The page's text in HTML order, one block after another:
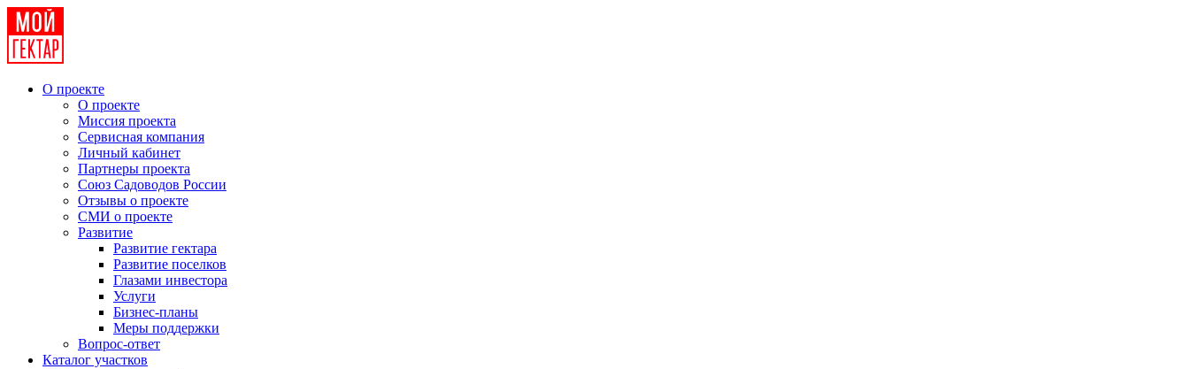
О проекте
О проекте
Миссия проекта
Сервисная компания
Личный кабинет
Партнеры проекта
Союз Садоводов России
Отзывы о проекте
СМИ о проекте
Развитие
Развитие гектара
Развитие поселков
Глазами инвестора
Услуги
Бизнес-планы
Меры поддержки
Вопрос-ответ
Каталог участков